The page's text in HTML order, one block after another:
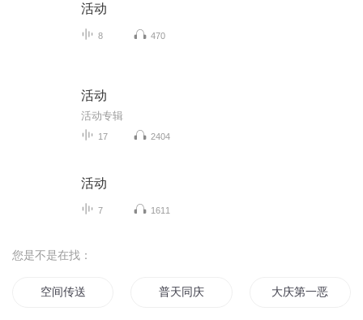
活动
8 470
活动
活动专辑
17 2404
活动
7 1611
您是不是在找：
空间传送 普天同庆 大庆第一恶